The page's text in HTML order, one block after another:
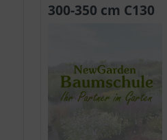
300-350 cm C130